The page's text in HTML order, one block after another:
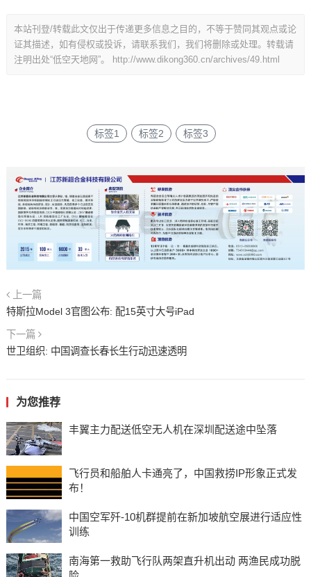
本站刊登/转载此文仅出于传递更多信息之目的，不等于赞同其观点或论
证其描述，如有侵权或投诉，请联系我们，我们将删除或处理。转载请
注明出处“低空天地网”。
http://www.dikong360.cn/archives/49.html
标签1 标签2 标签3
上一篇
特斯拉Model 3官图公布: 配15英寸大号iPad
下一篇
世卫组织: 中国调查长春长生行动迅速透明
为您推荐
丰翼主力配送低空无人机在深圳配送途中坠落
飞行员和船舶人卡通亮了，中国救捞IP形象正式发
布！
中国空军歼-10机群提前在新加坡航空展进行适应性
训练
南海第一救助飞行队两架直升机出动 两渔民成功脱